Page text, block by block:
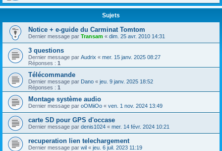
Sujets
Notice + e-guide du Carminat Tomtom
Dernier message par Transam « dim. 25 avr. 2010 14:31
3 questions
Dernier message par Audrix « mer. 15 janv. 2025 08:27
Réponses : 1
Télécommande
Dernier message par Dano « jeu. 9 janv. 2025 18:52
Réponses : 1
Montage système audio
Dernier message par oOMiiOo « ven. 1 nov. 2024 13:49
carte SD pour GPS d'occase
Dernier message par denis1024 « mer. 14 févr. 2024 10:21
recuperation lien telechargement
Dernier message par wil « jeu. 6 juil. 2023 11:19